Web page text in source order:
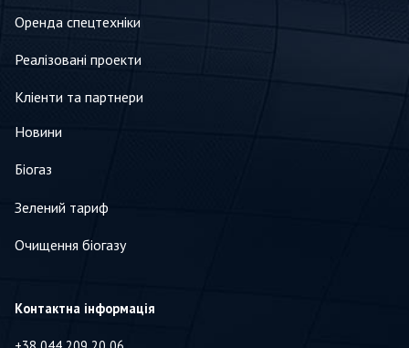
Оренда спецтехніки
Реалізовані проекти
Кліенти та партнери
Новини
Біогаз
Зелений тариф
Очищення біогазу
Контактна інформація